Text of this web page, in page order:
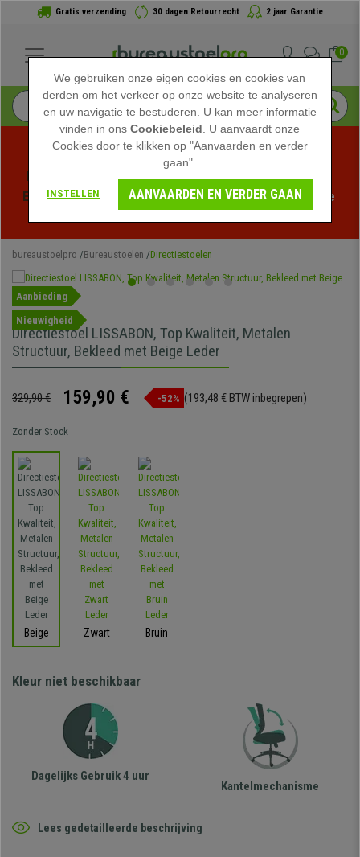
Gratis verzending 30 dagen Retourrecht 2 jaar Garantie
0
Profiteer van de Zomeruitverkoop bij bureaustoelpro!
Exclusieve kortingen voor een beperkte tijd - Bekijk de
bureaustoelpro Bureaustoelen Directiestoelen
Aanbieding
Nieuwigheid
Directiestoel LISSABON, Top Kwaliteit, Metalen
Structuur, Bekleed met Beige Leder
329,90 € 159,90 € -52% (193,48 € BTW inbegrepen)
Zonder Stock
Beige Zwart Bruin
Kleur niet beschikbaar
Dagelijks Gebruik 4 uur
Kantelmechanisme
Lees gedetailleerde beschrijving
We gebruiken onze eigen cookies en cookies van
derden om het verkeer op onze website te analyseren
en uw navigatie te bestuderen. U kan meer informatie
vinden in onsCookiebeleid . U aanvaardt onze
Cookies door te klikken op "Aanvaarden en verder
gaan".
INSTELLEN AANVAARDEN EN VERDER GAAN